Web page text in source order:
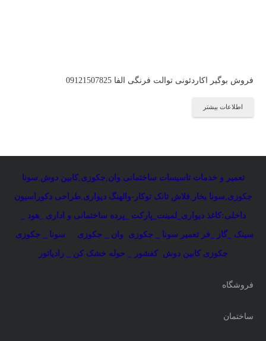
فروش بوگیر اکاردئونی توالت فرنگی الفا 09121507825
اطلاعات بیشتر
تعمیر و خدمات تاسیسات ساختمانی:وان,جکوزی,کابین دوش,سونا
جکوزی,سونا بخار ,فلاش تانک توکار-والهنگ دیواری,طراحی دکوراسیون
داخلی:کاغذ دیواری_لمینت_پارکت _پرده ساختمانی و اداری _هود _
سینک _گاز _فر تعمیر سونا _ جکوزی وان _ جکوزی سونا _ جکوزی
جکوزی کابین دوش کفشور _ حوله خشک کن _ رادیاتور
فروشگاه
ساختمان